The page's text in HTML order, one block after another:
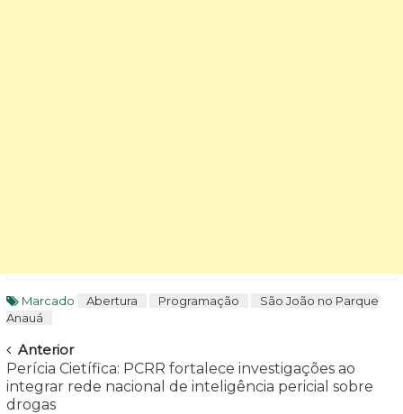
Marcado Abertura Programação
São João no Parque
Anauá
Navegar
Anterior
Perícia Cietífica: PCRR fortalece investigações ao
integrar rede nacional de inteligência pericial sobre
drogas